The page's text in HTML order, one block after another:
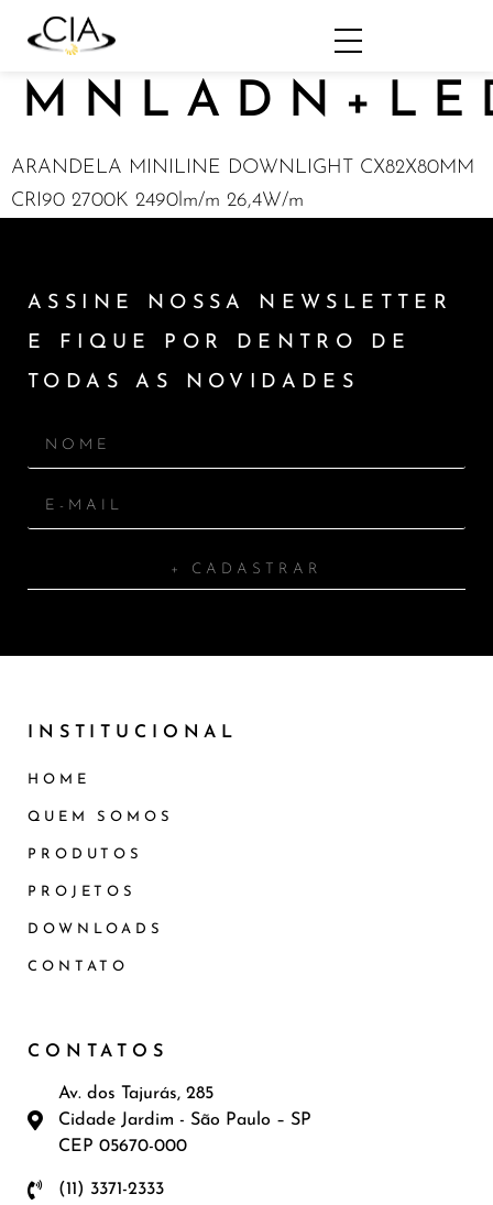
ARANDELA MINILINE DOWNLIGHT CX82X80MM
CRI90 2700K 2490lm/m 26,4W/m
ASSINE NOSSA NEWSLETTER
E FIQUE POR DENTRO DE
TODAS AS NOVIDADES
+ CADASTRAR
INSTITUCIONAL
HOME
QUEM SOMOS
PRODUTOS
PROJETOS
DOWNLOADS
CONTATO
CONTATOS
Av. dos Tajurás, 285
Cidade Jardim - São Paulo – SP
CEP 05670-000
(11) 3371-2333